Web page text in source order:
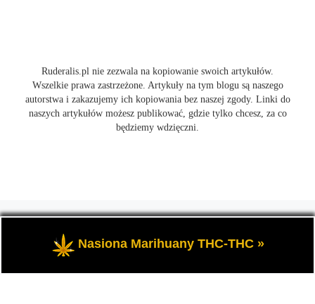
Ruderalis.pl nie zezwala na kopiowanie swoich artykułów.
Wszelkie prawa zastrzeżone. Artykuły na tym blogu są naszego
autorstwa i zakazujemy ich kopiowania bez naszej zgody. Linki do
naszych artykułów możesz publikować, gdzie tylko chcesz, za co
będziemy wdzięczni.
marihuanie THC i konopi CBD, wszystko na temat uprawy
cannabis i nie tylko.
Nasiona Marihuany THC-THC »